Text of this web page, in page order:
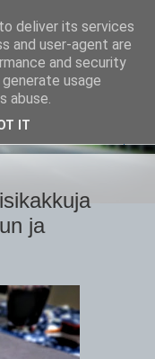
ja
deliver its services
and user-agent are
and security
usage
abuse.
IT